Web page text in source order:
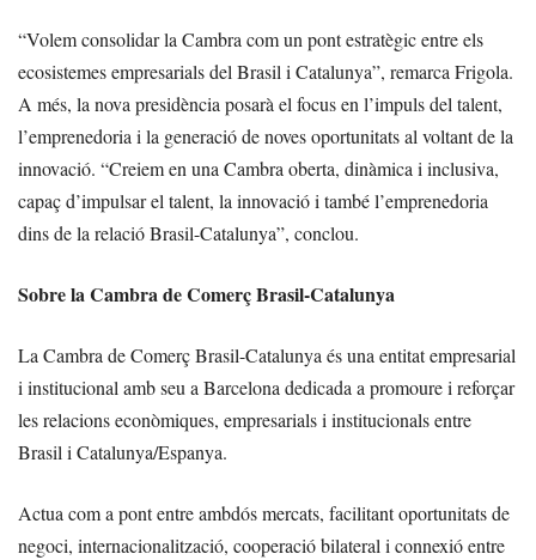
“Volem consolidar la Cambra com un pont estratègic entre els
ecosistemes empresarials del Brasil i Catalunya”, remarca Frigola.
A més, la nova presidència posarà el focus en l’impuls del talent,
l’emprenedoria i la generació de noves oportunitats al voltant de la
innovació. “Creiem en una Cambra oberta, dinàmica i inclusiva,
capaç d’impulsar el talent, la innovació i també l’emprenedoria
dins de la relació Brasil-Catalunya”, conclou.
Sobre la Cambra de Comerç Brasil-Catalunya
La Cambra de Comerç Brasil-Catalunya és una entitat empresarial
i institucional amb seu a Barcelona dedicada a promoure i reforçar
les relacions econòmiques, empresarials i institucionals entre
Brasil i Catalunya/Espanya.
Actua com a pont entre ambdós mercats, facilitant oportunitats de
negoci, internacionalització, cooperació bilateral i connexió entre